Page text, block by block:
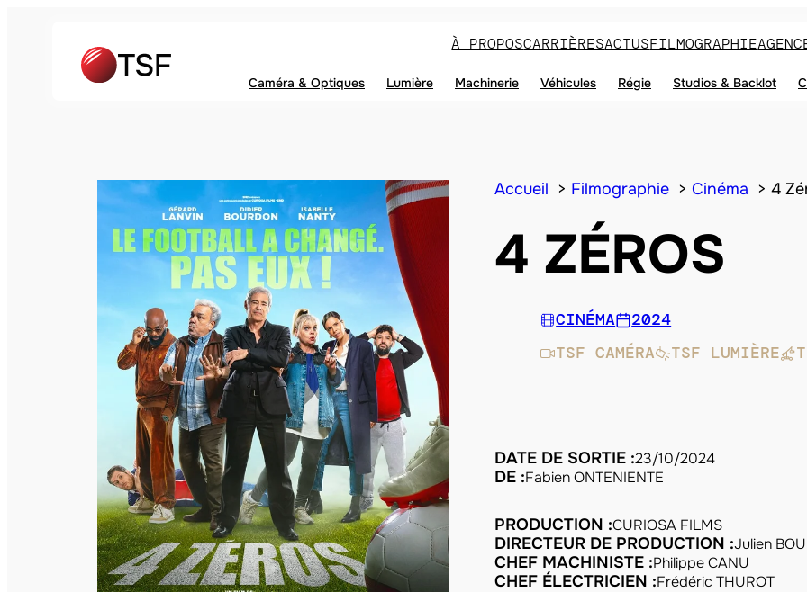
À PROPOSCARRIÈRESACTUSFILMOGRAPHIE
Caméra & Optiques Lumière Machinerie Véhicules Régie Studios & Backlot
Accueil Filmographie Cinéma 4
4 ZÉROS
CINÉMA
2024
TSF CAMÉRA
TSF LUMIÈRE
DATE DE SORTIE :23/10/2024
DE :Fabien ONTENIENTE
PRODUCTION :CURIOSA FILMS
DIRECTEUR DE PRODUCTION :Julien
CHEF MACHINISTE :Philippe CANU
CHEF ÉLECTRICIEN :Frédéric THUROT